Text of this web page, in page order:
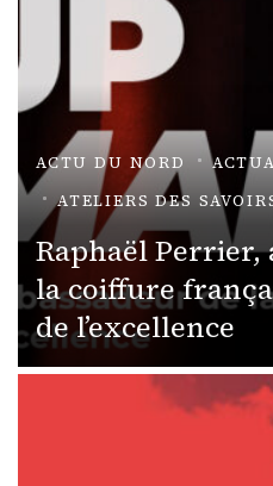
ACTU DU NORD
ATELIERS DES
Raphaël Perrier,
la coiffure
de l’excellence